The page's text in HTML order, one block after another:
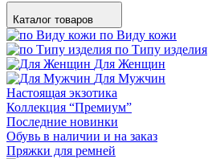
Каталог товаров
по Виду кожи
по Типу изделия
Для Женщин
Для Мужчин
Настоящая экзотика
Коллекция “Премиум”
Последние новинки
Обувь в наличии и на заказ
Пряжки для ремней